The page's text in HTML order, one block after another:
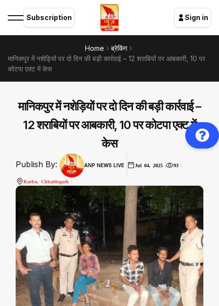
Subscription Sign in
Home
ब्रेकिंग
मानिकपुर में नशेड़ियों पर दो दिन की बड़ी कार्रवाई – 12 शराबियों पर आबकारी, 10 पर
कोटपा एक्ट में केस
मानिकपुर में नशेड़ियों पर दो दिन की बड़ी कार्रवाई –
12 शराबियों पर आबकारी, 10 पर कोटपा एक्ट में
केस
Publish By: ANP NEWS LIVE Jul 04, 2025 93
Korba, Chhattisgarh